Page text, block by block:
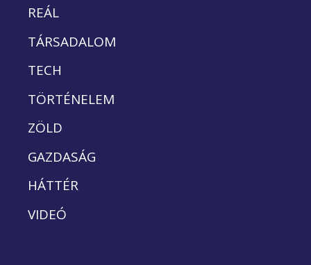
REÁL
TÁRSADALOM
TECH
TÖRTÉNELEM
ZÖLD
GAZDASÁG
HÁTTÉR
VIDEÓ